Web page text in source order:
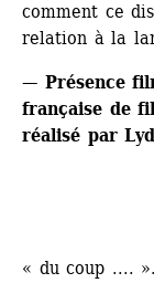
comment ce
relation à la
— Présence
française de
réalisé par
« du coup .... ».